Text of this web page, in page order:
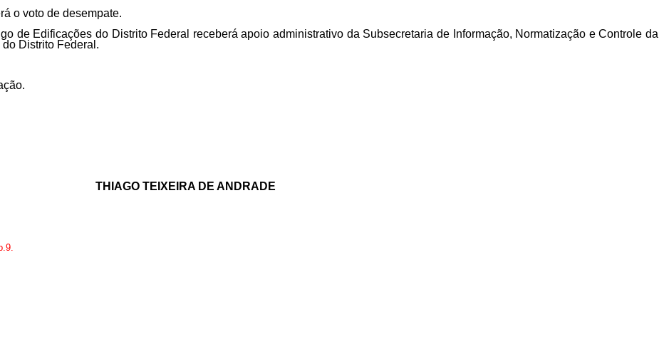
o voto de desempate.
de Edificações do Distrito Federal receberá apoio administrativo da Subsecretaria de Informação, Normatização e Controle da
Distrito Federal.
THIAGO TEIXEIRA DE ANDRADE